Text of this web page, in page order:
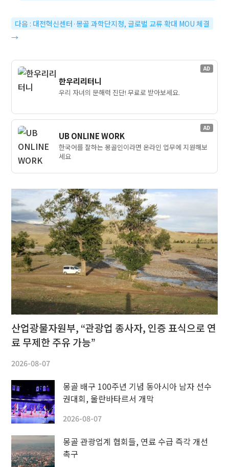
다음 : 대전혁신센터·몽골 과학단지청, 글로벌 교류 확대 MOU 체결
→
AD
한우리리터니
우리 자녀의 문해력 진단! 무료로 받아보세요.
AD
UB ONLINE WORK
한국어를 잘하는 몽골인이라면 온라인 업무에 지원해보
세요
산업광물자원부, “관광업 종사자, 인증 표식으로 연
료 무제한 주유 가능”
2026-08-07
몽골 배구 100주년 기념 동아시아 남자 선수
권대회, 울란바타르서 개막
2026-08-07
몽골 관광업계 협회들, 연료 수급 즉각 개선
촉구